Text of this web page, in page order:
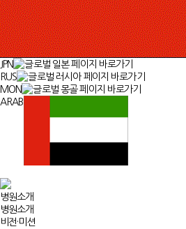
JPN
RUS
MON
ARAB
병원소개
병원소개
비전·미션